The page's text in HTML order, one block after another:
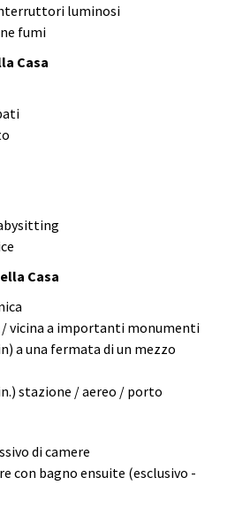
luminosi
fumi
Casa
Casa
/ vicina a importanti monumenti
a una fermata di un mezzo
stazione / aereo / porto
di camere
con bagno ensuite (esclusivo -